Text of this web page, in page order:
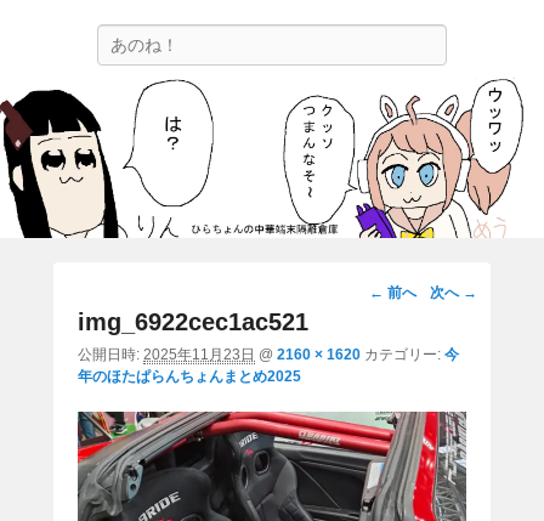
ひらちょんの中華端末隔離倉庫
ほたがページ上部にある検索バーを消してくれたサイトです。
画
ー
シ
ョ
ン
← 前へ 次へ →
img_6922cec1ac521
公開日時: 2025年11月23日 @ 2160 × 1620 カテゴリー: 今
年のほたぱらんちょんまとめ2025